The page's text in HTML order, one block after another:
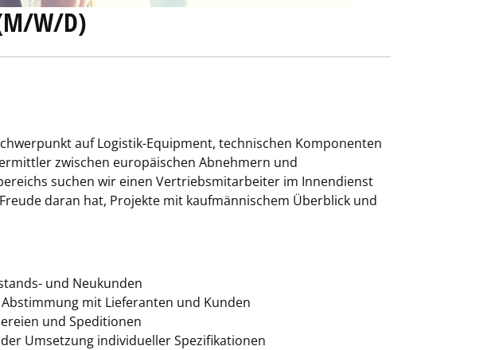
(M/W/D)
auf Logistik-Equipment, technischen Komponenten
zwischen europäischen Abnehmern und
suchen wir einen Vertriebsmitarbeiter im Innendienst
daran hat, Projekte mit kaufmännischem Überblick und
und Neukunden
mit Lieferanten und Kunden
und Speditionen
Umsetzung individueller Spezifikationen